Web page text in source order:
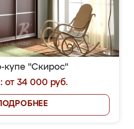
купе "Скирос"
от 34 000 руб.